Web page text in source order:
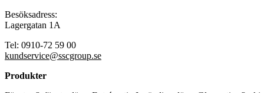
Besöksadress:
Lagergatan 1A
Tel: 0910-72 59 00
kundservice@sscgroup.se
Produkter